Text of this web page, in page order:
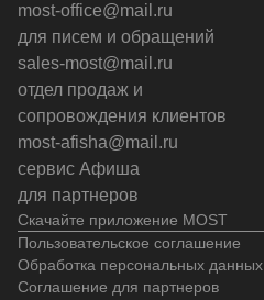
Скачайте приложение MOST
most-office@mail.ru
для писем и обращений
sales-most@mail.ru
отдел продаж и
сопровождения клиентов
most-afisha@mail.ru
сервис Афиша
для партнеров
Пользовательское соглашение
Обработка персональных данных
Соглашение для партнеров